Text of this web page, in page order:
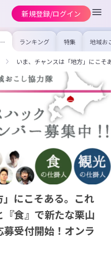
新規登録/ログイン
ランキング 特集 地域お
の求
を集め
事内容
を比較
いま、チャンスは「地方」にこ
にこそある。これ
食』で新たな栗山
受付開始！オンラ